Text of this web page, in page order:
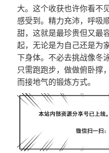
大。这个收获也许你看不
感受到。精力充沛，呼吸
甜，这就是最珍贵但又最
起，无论是为自己还是为
下身体。不必去挑战像冬
只需跑跑步，做做俯卧撑
而接地气的锻炼方式。